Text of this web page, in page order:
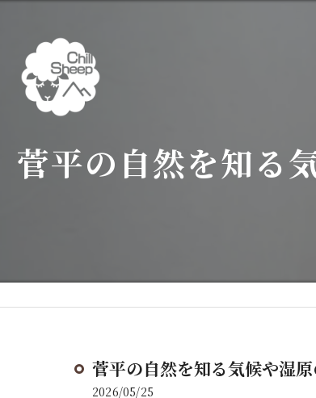
菅平の自然を知る
菅平の自然を知る気候や湿
2026/05/25